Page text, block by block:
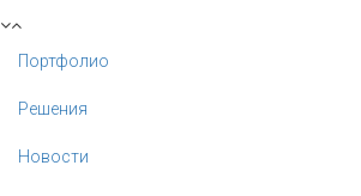
Портфолио
Решения
Новости